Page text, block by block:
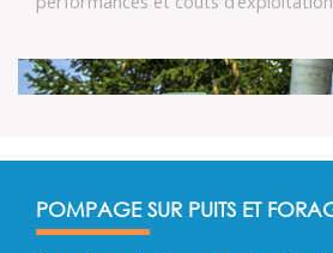
POMPAGE SUR PUITS ET